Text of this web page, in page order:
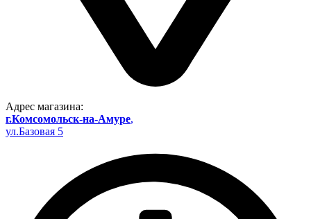
Адрес магазина:
г.Комсомольск-на-Амуре,
ул.Базовая 5